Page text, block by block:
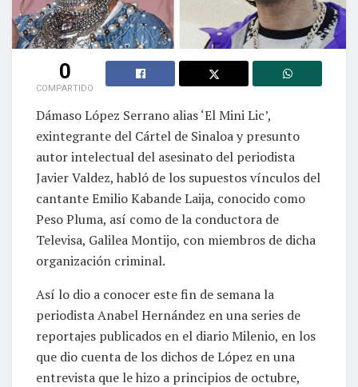
0
COMPARTIDO
Dámaso López Serrano alias ‘El Mini Lic’,
exintegrante del Cártel de Sinaloa y presunto
autor intelectual del asesinato del periodista
Javier Valdez, habló de los supuestos vínculos del
cantante Emilio Kabande Laija, conocido como
Peso Pluma, así como de la conductora de
Televisa, Galilea Montijo, con miembros de dicha
organización criminal.
Así lo dio a conocer este fin de semana la
periodista Anabel Hernández en una series de
reportajes publicados en el diario Milenio, en los
que dio cuenta de los dichos de López en una
entrevista que le hizo a principios de octubre,